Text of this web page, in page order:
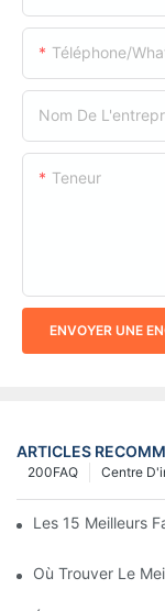
Téléphone/
Nom De
Teneur
ENVOYER UNE
ARTICLES
Centre
200FAQ
Les 15 Meilleurs
Où Trouver Le